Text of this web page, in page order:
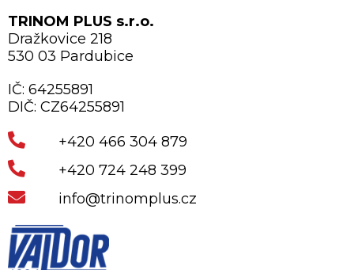
TRINOM PLUS s.r.o.
Dražkovice 218
530 03 Pardubice
IČ: 64255891
DIČ: CZ64255891
+420 466 304 879
+420 724 248 399
info@trinomplus.cz